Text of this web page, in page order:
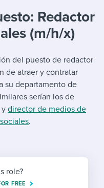
in my work
with others
Guides
templates
templates
tutorials
ABOUT...
a job
webinars & events
customer stories
Workable
Start a free trial
Redactor
(m/h/x)
del puesto de redactor
de atraer y contratar
su departamento de
serían los de
y director de medios de
.
role?
FREE